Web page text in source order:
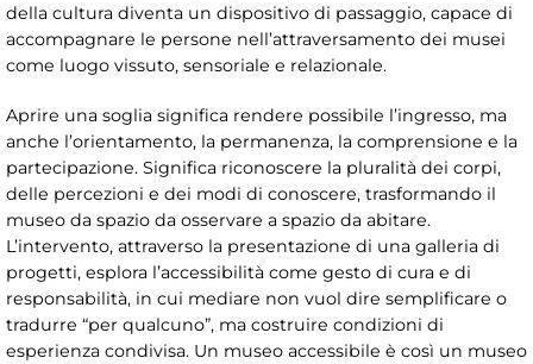
della cultura diventa un dispositivo di passaggio, capace di
accompagnare le persone nell’attraversamento dei musei
come luogo vissuto, sensoriale e relazionale.
Aprire una soglia significa rendere possibile l’ingresso, ma
anche l’orientamento, la permanenza, la comprensione e la
partecipazione. Significa riconoscere la pluralità dei corpi,
delle percezioni e dei modi di conoscere, trasformando il
museo da spazio da osservare a spazio da abitare.
L’intervento, attraverso la presentazione di una galleria di
progetti, esplora l’accessibilità come gesto di cura e di
responsabilità, in cui mediare non vuol dire semplificare o
tradurre “per qualcuno”, ma costruire condizioni di
esperienza condivisa. Un museo accessibile è così un museo